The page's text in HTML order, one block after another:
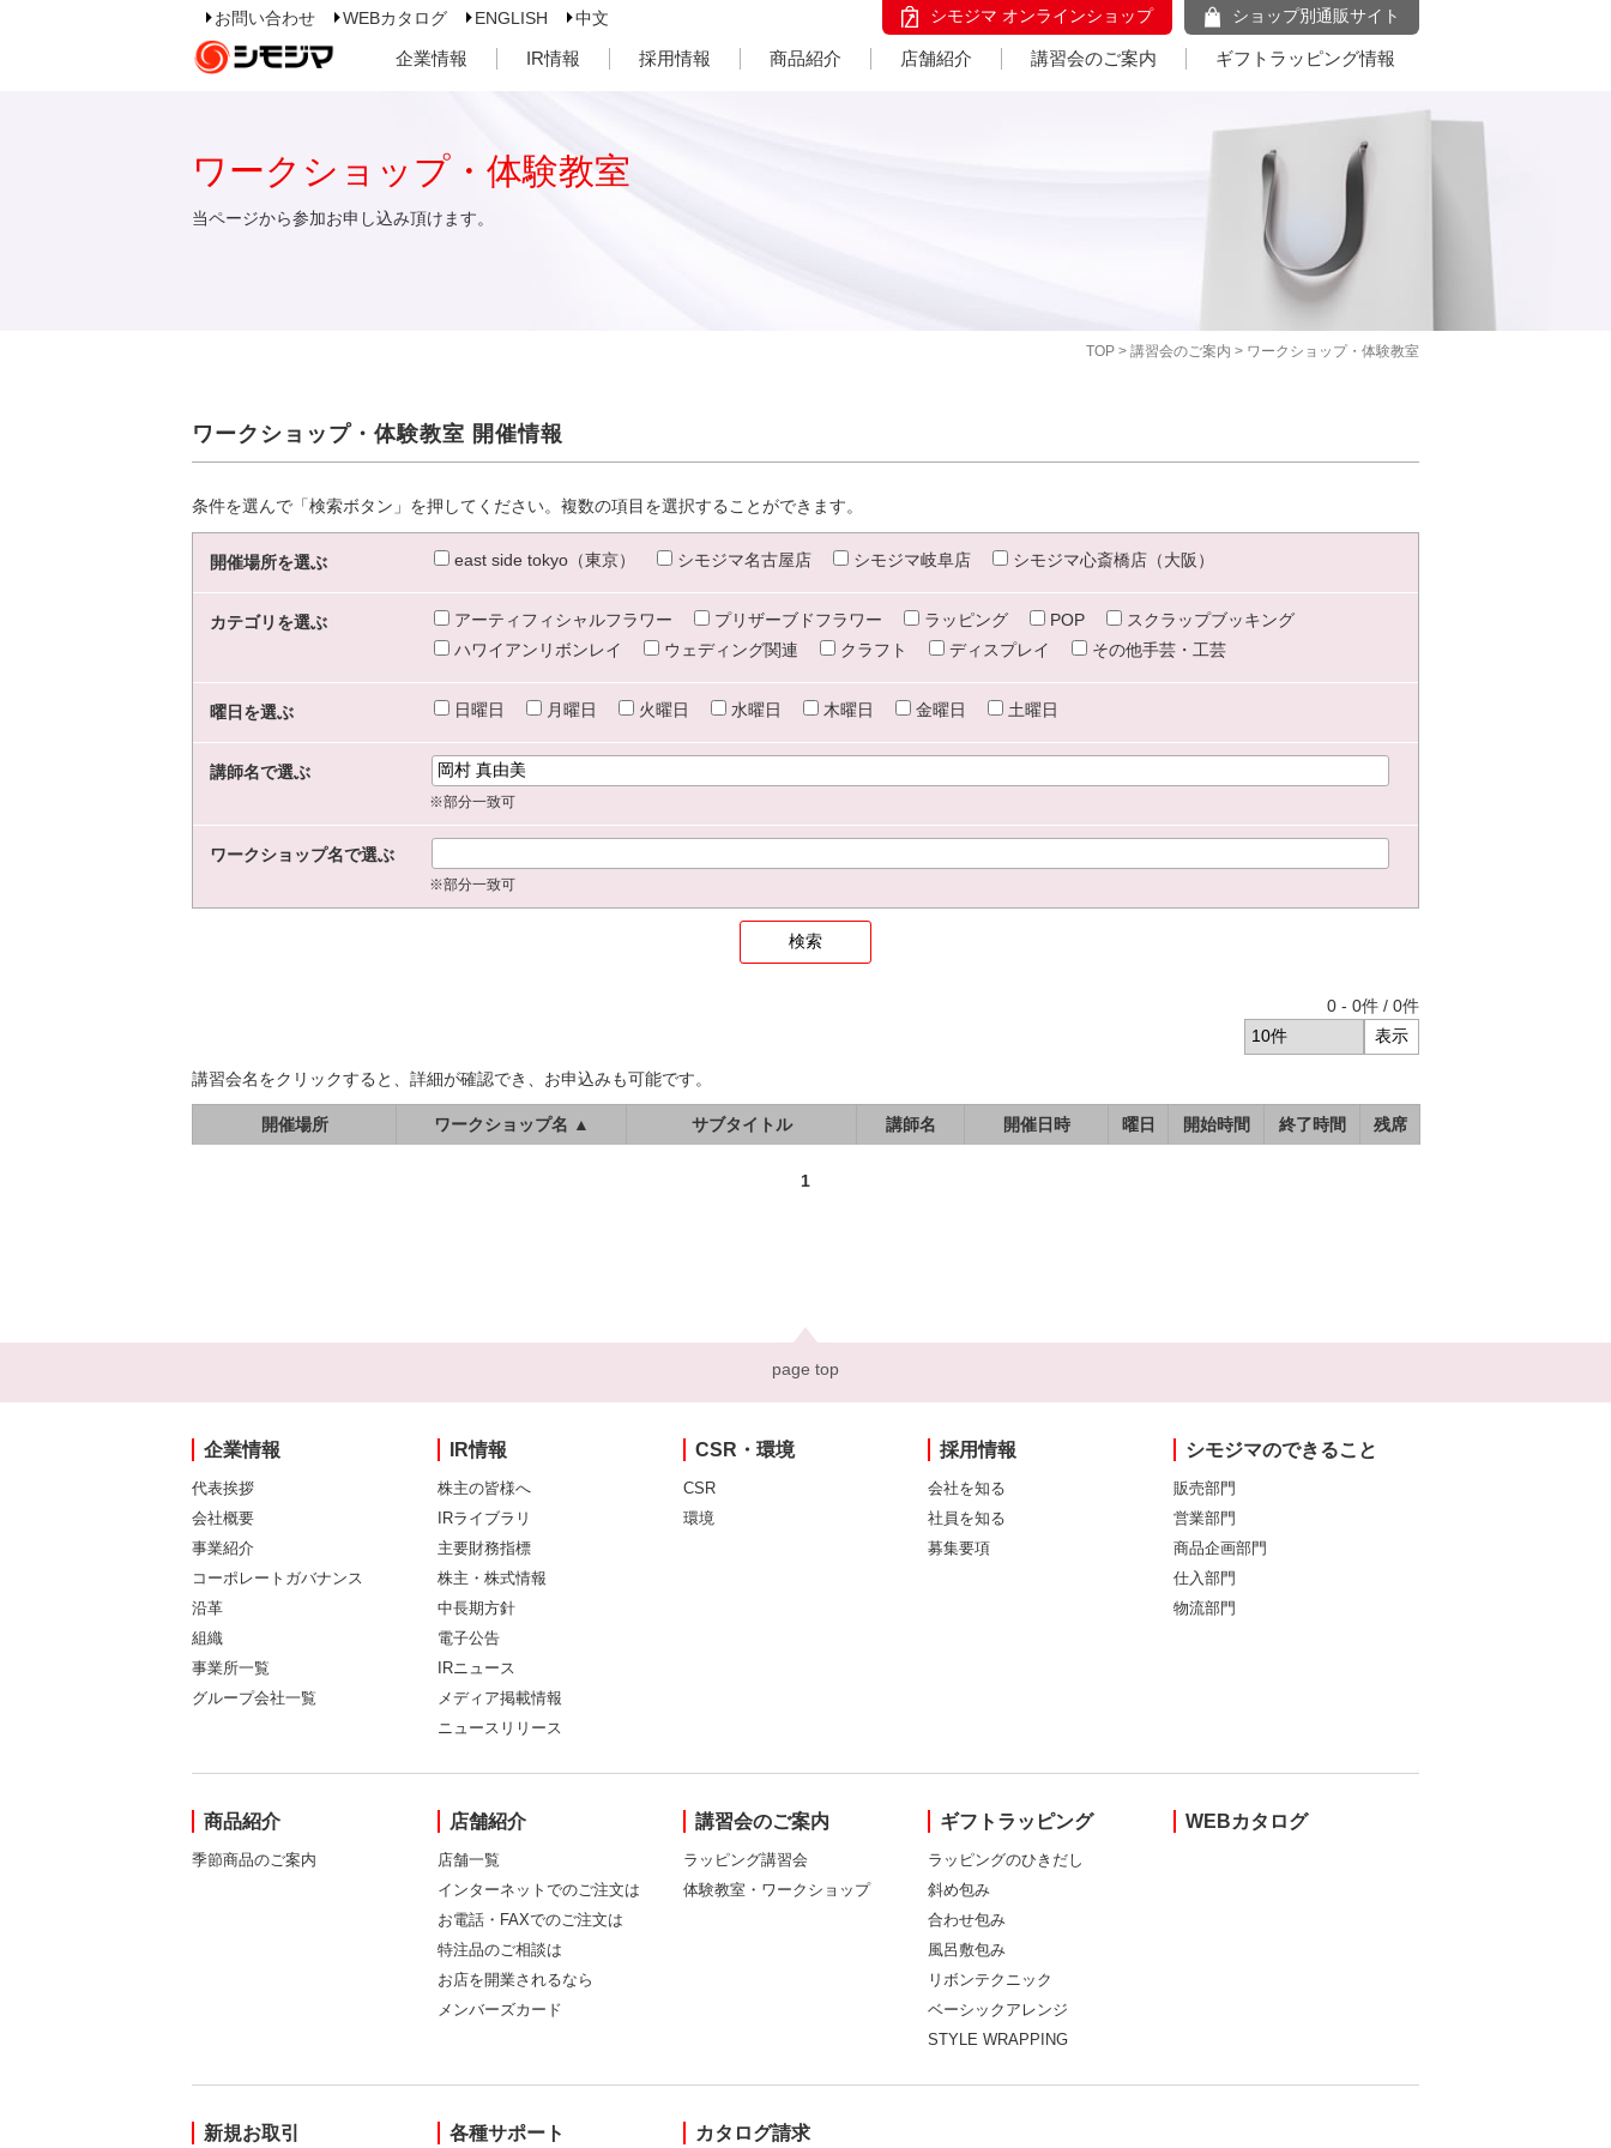
お問い合わせ WEBカタログ ENGLISH 中文 シモジマ オンラインショップ ショップ別通販サイト
企業情報 IR情報 採用情報 商品紹介 店舗紹介 講習会のご案内 ギフトラッピング情報
TOP > 講習会のご案内 > ワークショップ・体験教室
ワークショップ・体験教室
当ページから参加お申し込み頂けます。
ワークショップ・体験教室 開催情報
条件を選んで「検索ボタン」を押してください。複数の項目を選択することができます。
開催場所を選ぶ east side tokyo（東京） シモジマ名古屋店 シモジマ岐阜店 シモジマ心斎橋店（大阪）
カテゴリを選ぶ アーティフィシャルフラワー プリザーブドフラワー ラッピング POP
スクラップブッキング
ハワイアンリボンレイ
ウェディング関連 クラフト ディスプレイ その他手芸・工芸
曜日を選ぶ 日曜日 月曜日 火曜日 水曜日 木曜日 金曜日 土曜日
講師名で選ぶ
※部分一致可
ワークショップ名で選ぶ
※部分一致可
0 - 0件 / 0件
講習会名をクリックすると、詳細が確認でき、お申込みも可能です。
開催場所 ワークショップ名 ▲ サブタイトル 講師名 開催日時 曜日 開始時間 終了時間 残席
1
page top
企業情報
代表挨拶
会社概要
事業紹介
コーポレートガバナンス
沿革
組織
事業所一覧
グループ会社一覧
IR情報
株主の皆様へ
IRライブラリ
主要財務指標
株主・株式情報
中長期方針
電子公告
IRニュース
メディア掲載情報
ニュースリリース
CSR・環境
CSR
環境
採用情報
会社を知る
社員を知る
募集要項
シモジマのできること
販売部門
営業部門
商品企画部門
仕入部門
物流部門
商品紹介
季節商品のご案内
店舗紹介
店舗一覧
インターネットでのご注文は
お電話・FAXでのご注文は
特注品のご相談は
お店を開業されるなら
メンバーズカード
講習会のご案内
ラッピング講習会
体験教室・ワークショップ
ギフトラッピング
ラッピングのひきだし
斜め包み
合わせ包み
風呂敷包み
リボンテクニック
ベーシックアレンジ
STYLE WRAPPING
WEBカタログ
新規お取引 各種サポート カタログ請求